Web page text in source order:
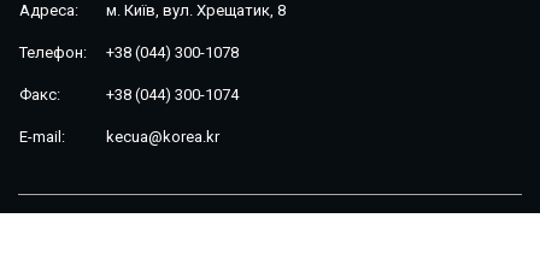
Адреса: м. Київ, вул. Хрещатик, 8
Телефон: +38 (044) 300-1078
Факс: +38 (044) 300-1074
E-mail: kecua@korea.kr